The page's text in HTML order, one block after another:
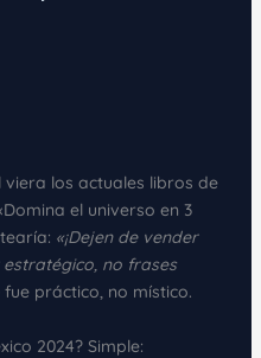
viera los actuales libros de
el universo en 3
«¡Dejen de vender
no frases
práctico, no místico.
2024? Simple: